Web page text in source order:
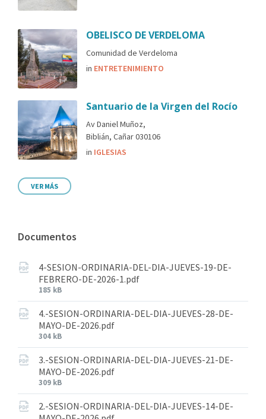
OBELISCO DE VERDELOMA
Comunidad de Verdeloma
in ENTRETENIMIENTO
Santuario de la Virgen del Rocío
Av Daniel Muñoz,
Biblián, Cañar 030106
in IGLESIAS
VER MÁS
Documentos
4-SESION-ORDINARIA-DEL-DIA-JUEVES-19-DE-
FEBRERO-DE-2026-1.pdf
185 kB
4.-SESION-ORDINARIA-DEL-DIA-JUEVES-28-DE-
MAYO-DE-2026.pdf
304 kB
3.-SESION-ORDINARIA-DEL-DIA-JUEVES-21-DE-
MAYO-DE-2026.pdf
309 kB
2.-SESION-ORDINARIA-DEL-DIA-JUEVES-14-DE-